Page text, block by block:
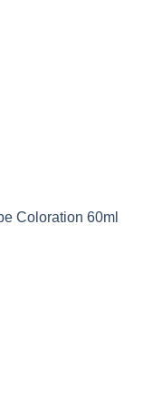
Coloration 60ml